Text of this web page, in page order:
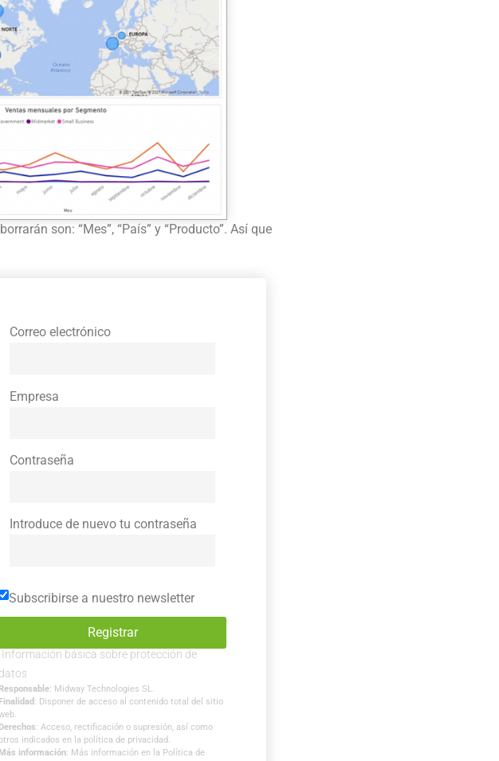
son: “Mes”, “País” y “Producto”. Así que
Correo electrónico
Empresa
Contraseña
Introduce de nuevo tu contraseña
Subscribirse a nuestro newsletter
Información básica sobre protección de
datos
Responsable: Midway Technologies SL.
Finalidad : Disponer de acceso al contenido total del sitio
Derechos: Acceso, rectificación o supresión, así como
indicados en la política de privacidad.
Más información: Más información en la Política de